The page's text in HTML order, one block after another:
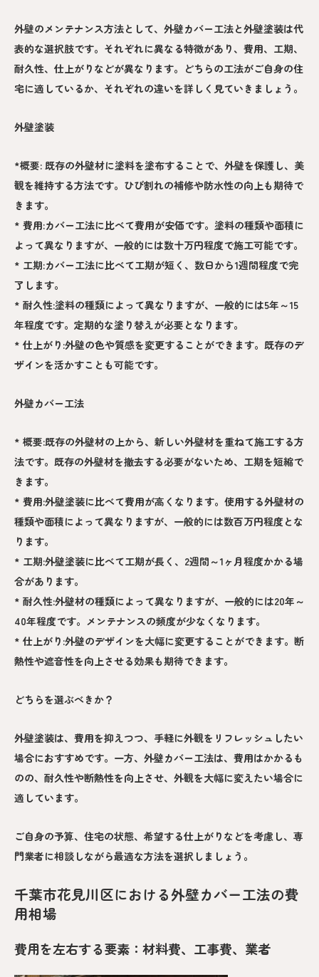
外壁のメンテナンス方法として、外壁カバー工法と外壁塗装は代
表的な選択肢です。それぞれに異なる特徴があり、費用、工期、
耐久性、仕上がりなどが異なります。どちらの工法がご自身の住
宅に適しているか、それぞれの違いを詳しく見ていきましょう。
外壁塗装
*概要: 既存の外壁材に塗料を塗布することで、外壁を保護し、美
観を維持する方法です。ひび割れの補修や防水性の向上も期待で
きます。
* 費用:カバー工法に比べて費用が安価です。塗料の種類や面積に
よって異なりますが、一般的には数十万円程度で施工可能です。
* 工期:カバー工法に比べて工期が短く、数日から1週間程度で完
了します。
* 耐久性:塗料の種類によって異なりますが、一般的には5年～15
年程度です。定期的な塗り替えが必要となります。
* 仕上がり:外壁の色や質感を変更することができます。既存のデ
ザインを活かすことも可能です。
外壁カバー工法
* 概要:既存の外壁材の上から、新しい外壁材を重ねて施工する方
法です。既存の外壁材を撤去する必要がないため、工期を短縮で
きます。
* 費用:外壁塗装に比べて費用が高くなります。使用する外壁材の
種類や面積によって異なりますが、一般的には数百万円程度とな
ります。
* 工期:外壁塗装に比べて工期が長く、2週間～1ヶ月程度かかる場
合があります。
* 耐久性:外壁材の種類によって異なりますが、一般的には20年～
40年程度です。メンテナンスの頻度が少なくなります。
* 仕上がり:外壁のデザインを大幅に変更することができます。断
熱性や遮音性を向上させる効果も期待できます。
どちらを選ぶべきか？
外壁塗装は、費用を抑えつつ、手軽に外観をリフレッシュしたい
場合におすすめです。一方、外壁カバー工法は、費用はかかるも
のの、耐久性や断熱性を向上させ、外観を大幅に変えたい場合に
適しています。
ご自身の予算、住宅の状態、希望する仕上がりなどを考慮し、専
門業者に相談しながら最適な方法を選択しましょう。
千葉市花見川区における外壁カバー工法の費
用相場
費用を左右する要素：材料費、工事費、業者